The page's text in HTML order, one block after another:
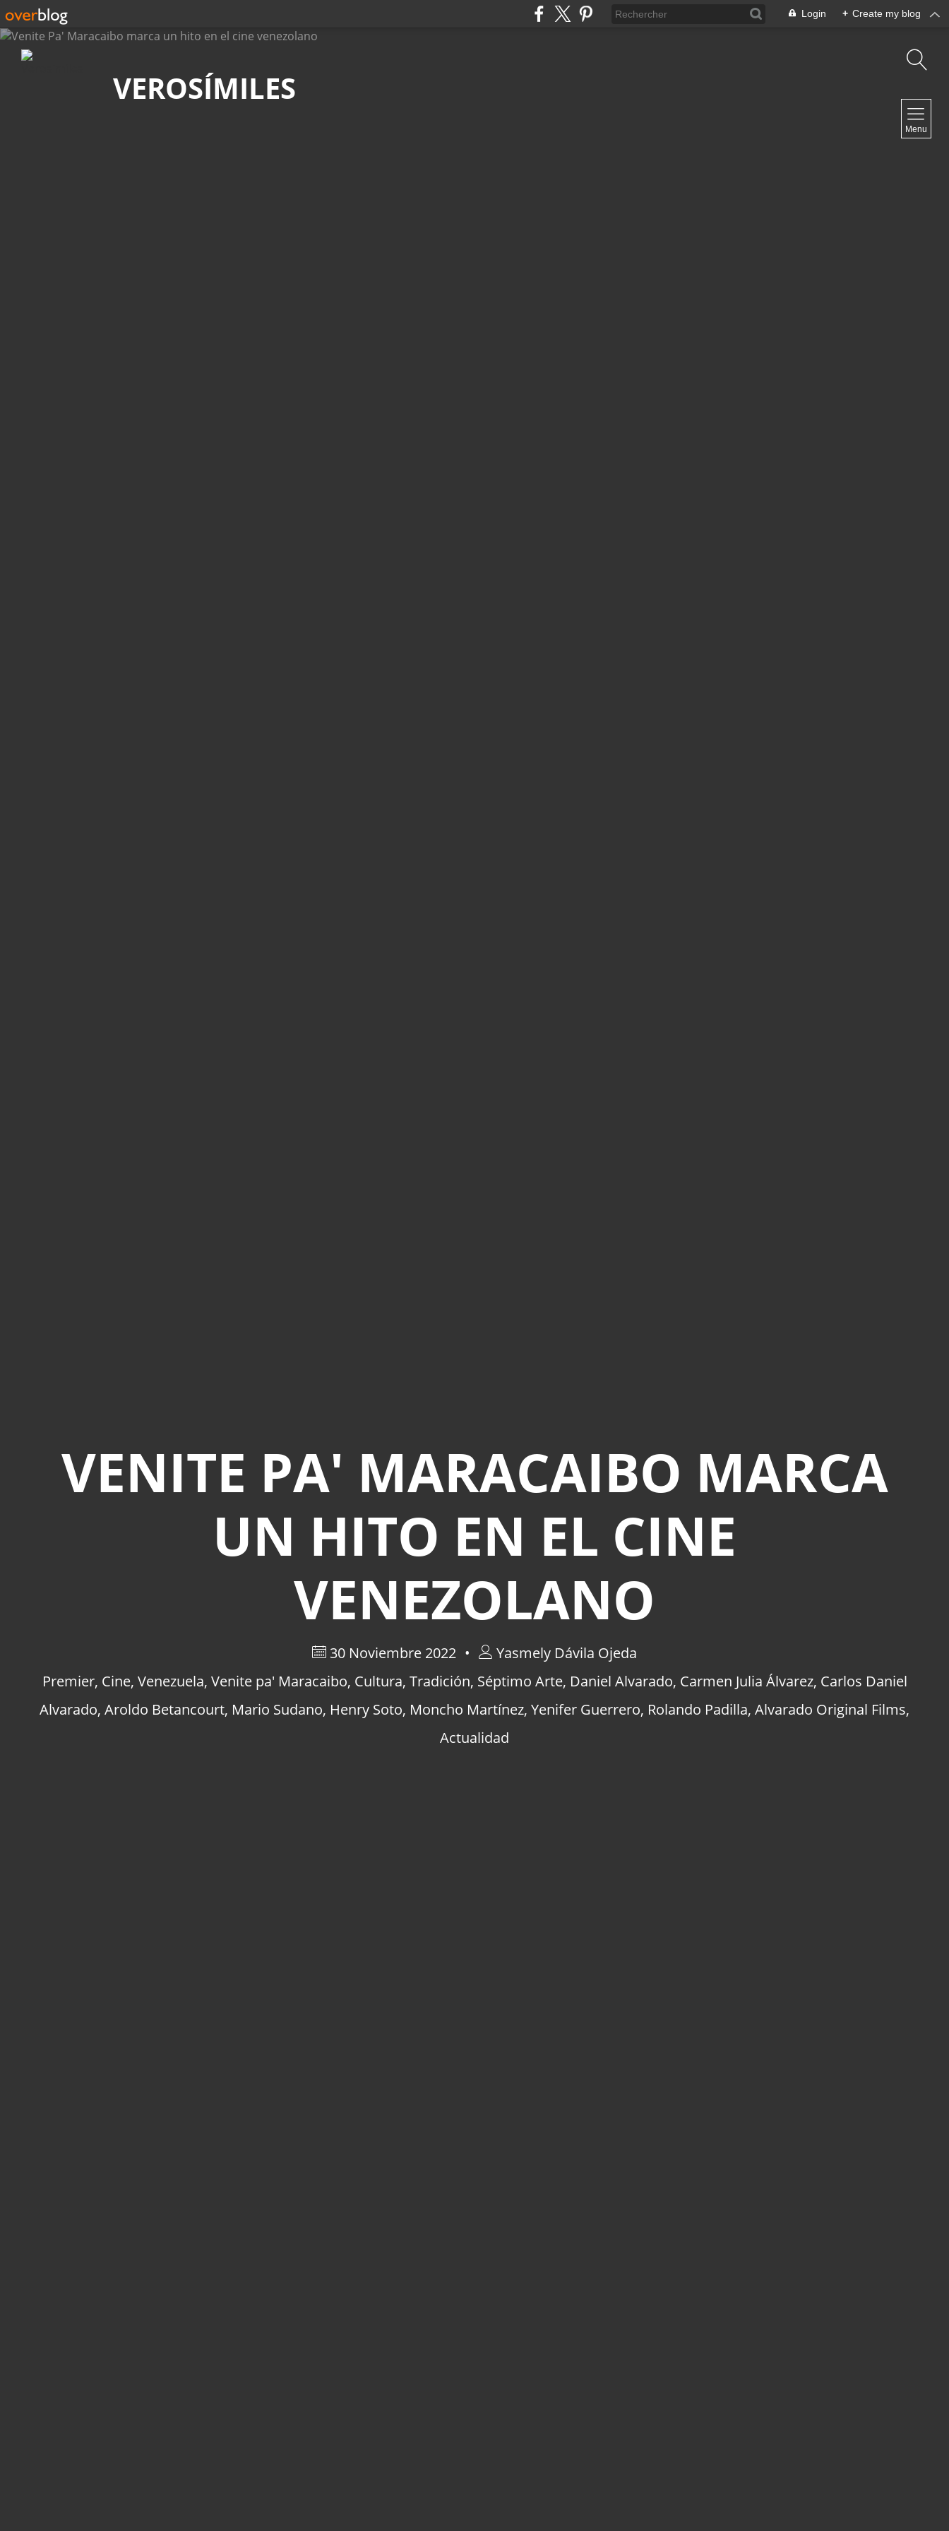
Login + Create my blog
VEROSÍMILES
Menu
VENITE PA' MARACAIBO MARCA
UN HITO EN EL CINE
VENEZOLANO
30 Noviembre 2022
Yasmely Dávila Ojeda
Premier, Cine, Venezuela, Venite pa' Maracaibo, Cultura, Tradición, Séptimo Arte, Daniel Alvarado, Carmen Julia Álvarez, Carlos Daniel
Alvarado, Aroldo Betancourt, Mario Sudano, Henry Soto, Moncho Martínez, Yenifer Guerrero, Rolando Padilla, Alvarado Original Films,
Actualidad